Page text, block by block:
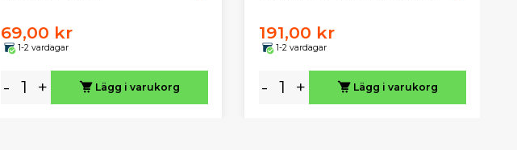
69,00 kr
1-2 vardagar
- + Lägg i varukorg
191,00 kr
1-2 vardagar
- + Lägg i varukorg